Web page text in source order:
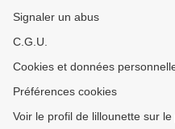
Signaler un abus
C.G.U.
Cookies et données
Préférences cookies
Voir le profil de lillounette sur